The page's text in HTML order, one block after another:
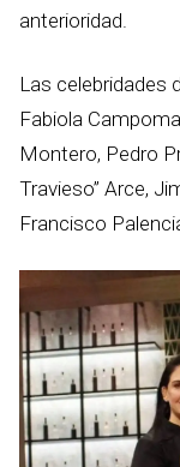
anterioridad.
Las celebridades
Fabiola
Montero, Pedro
Travieso” Arce,
Francisco